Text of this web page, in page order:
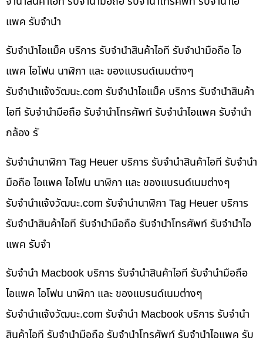
แพค รับจำนำ
รับจำนำไอแม็ค บริการ รับจำนำสินค้าไอที รับจำนำมือถือ ไอ
แพค ไอโฟน นาฬิกา และ ของแบรนด์เนมต่างๆ
รับจํานําแจ้งวัฒนะ.com รับจำนำไอแม็ค บริการ รับจำนำสินค้า
ไอที รับจำนำมือถือ รับจำนำโทรศัพท์ รับจำนำไอแพค รับจำนำ
กล้อง รั
รับจำนำนาฬิกา Tag Heuer บริการ รับจำนำสินค้าไอที รับจำนำ
มือถือ ไอแพค ไอโฟน นาฬิกา และ ของแบรนด์เนมต่างๆ
รับจํานําแจ้งวัฒนะ.com รับจำนำนาฬิกา Tag Heuer บริการ
รับจำนำสินค้าไอที รับจำนำมือถือ รับจำนำโทรศัพท์ รับจำนำไอ
แพค รับจำ
รับจำนำ Macbook บริการ รับจำนำสินค้าไอที รับจำนำมือถือ
ไอแพค ไอโฟน นาฬิกา และ ของแบรนด์เนมต่างๆ
รับจํานําแจ้งวัฒนะ.com รับจำนำ Macbook บริการ รับจำนำ
สินค้าไอที รับจำนำมือถือ รับจำนำโทรศัพท์ รับจำนำไอแพค รับ